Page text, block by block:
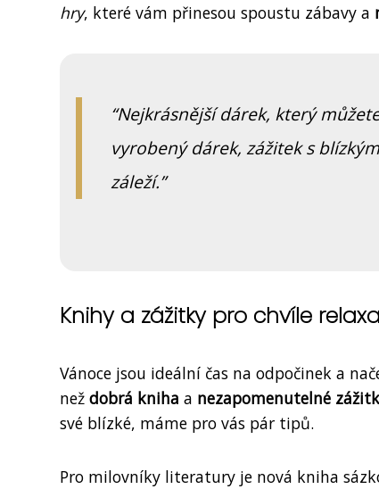
hry, které vám přinesou spoustu zábavy a
Nejkrásnější dárek, který
vyrobený dárek, zážitek s
záleží.
Knihy a zážitky pro chvíle
Vánoce jsou ideální čas na odpočinek a
než dobrá kniha a nezapomenutelné
své blízké, máme pro vás pár tipů.
Pro milovníky literatury je nová kniha